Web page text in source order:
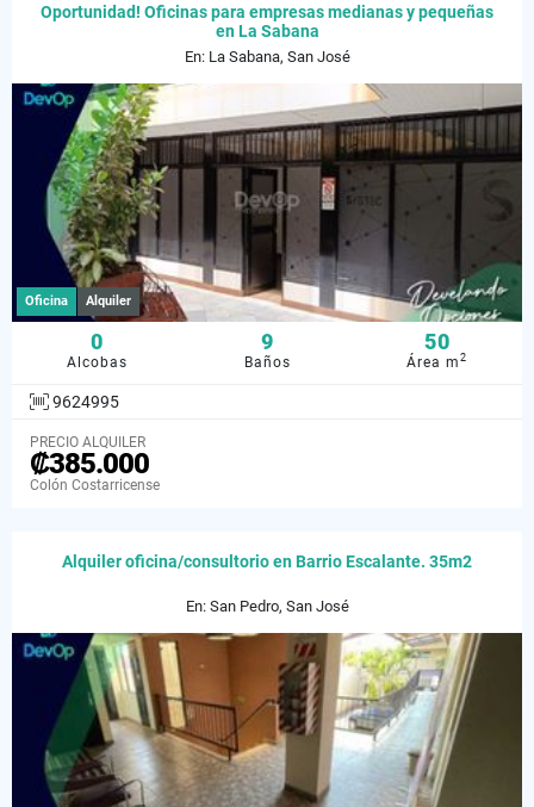
Oportunidad! Oficinas para empresas medianas y pequeñas
en La Sabana
En: La Sabana, San José
Oficina Alquiler
0
Alcobas
9
Baños
50
Área m2
9624995
PRECIO ALQUILER
₡385.000
Colón Costarricense
Alquiler oficina/consultorio en Barrio Escalante. 35m2
En: San Pedro, San José